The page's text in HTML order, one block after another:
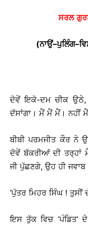
ਸਰਲ
(ਨਾਉਂ–ਪੁਲਿੰਗ–
ਦੋਵੇਂ ਇਕੋ-ਦਮ ਚੀਕ ਉਠੇ,
ਦੱਸਾਂਗਾ। ਮੈਂ ਮੈਂ ਮੈਂ। ਨਹੀਂ
ਬੀਬੀ ਪਰਮਜੀਤ ਕੌਰ ਨੇ
ਦੋਵੇਂ ਬੱਕਰੀਆਂ ਦੀ
ਜੀ ਪੁੱਛਣਗੇ, ਉਹ ਹੀ ਜਵਾਬ
‘ਪੁੱਤਰ ਮਿਹਰ ਸਿੰਘ !
ਇਸ ਤੁੱਕ ਵਿਚ